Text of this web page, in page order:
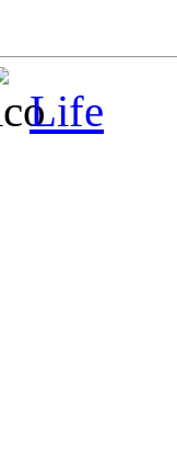
Life